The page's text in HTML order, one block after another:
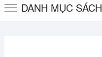
DANH MỤC SÁCH